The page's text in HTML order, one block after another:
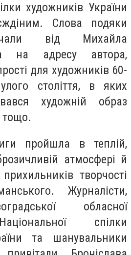
художників України
Слова подяки
від Михайла
на адресу автора,
для художників 60-
століття, в яких
художній образ
тощо.
пройшла в теплій,
атмосфері й
творчості
Журналісти,
обласної
спілки
та шанувальники